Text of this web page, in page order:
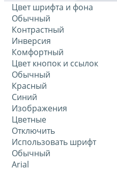
Цвет шрифта и фона
Обычный
Контрастный
Инверсия
Комфортный
Цвет кнопок и ссылок
Обычный
Красный
Синий
Изображения
Цветные
Отключить
Использовать шрифт
Обычный
Arial